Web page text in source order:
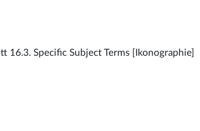
16.3. Specific Subject Terms [Ikonographie]